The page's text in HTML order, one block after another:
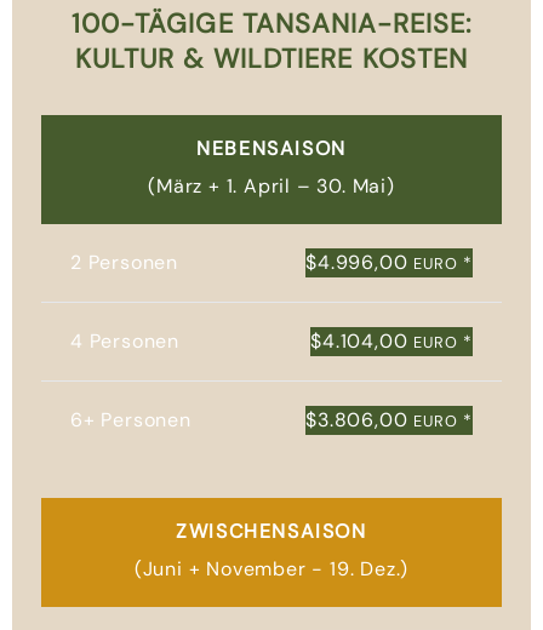
100-TÄGIGE TANSANIA-REISE:
KULTUR & WILDTIERE KOSTEN
NEBENSAISON
(März + 1. April – 30. Mai)
2 Personen $4.996,00 EURO *
4 Personen $4.104,00 EURO *
6+ Personen $3.806,00 EURO *
ZWISCHENSAISON
(Juni + November - 19. Dez.)